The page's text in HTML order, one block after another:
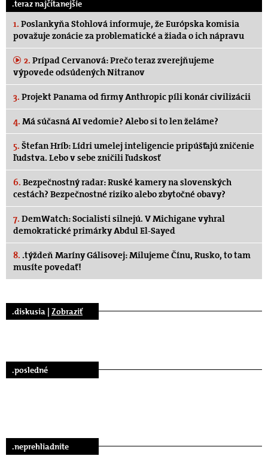
.teraz najčítanejšie
1. Poslankyňa Stohlová informuje, že Európska komisia
považuje zonácie za problematické a žiada o ich nápravu
2. Prípad Cervanová: Prečo teraz zverejňujeme
výpovede odsúdených Nitranov
3. Projekt Panama od firmy Anthropic píli konár civilizácii
4. Má súčasná AI vedomie? Alebo si to len želáme?
5. Štefan Hríb: Lídri umelej inteligencie pripúšťajú zničenie
ľudstva. Lebo v sebe zničili ľudskosť
6. Bezpečnostný radar: Ruské kamery na slovenských
cestách? Bezpečnostné riziko alebo zbytočné obavy?
7. DemWatch: Socialisti silnejú. V Michigane vyhral
demokratické primárky Abdul El-Sayed
8. .týždeň Maríny Gálisovej: Milujeme Čínu, Rusko, to tam
musíte povedať!
.diskusia | Zobraziť
.posledné
.neprehliadnite